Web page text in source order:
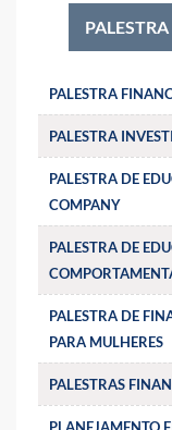
PALESTRA
PALESTRA
PALESTRA DE
COMPANY
PALESTRA DE
PALESTRA DE
PARA MULHERES
PALESTRAS